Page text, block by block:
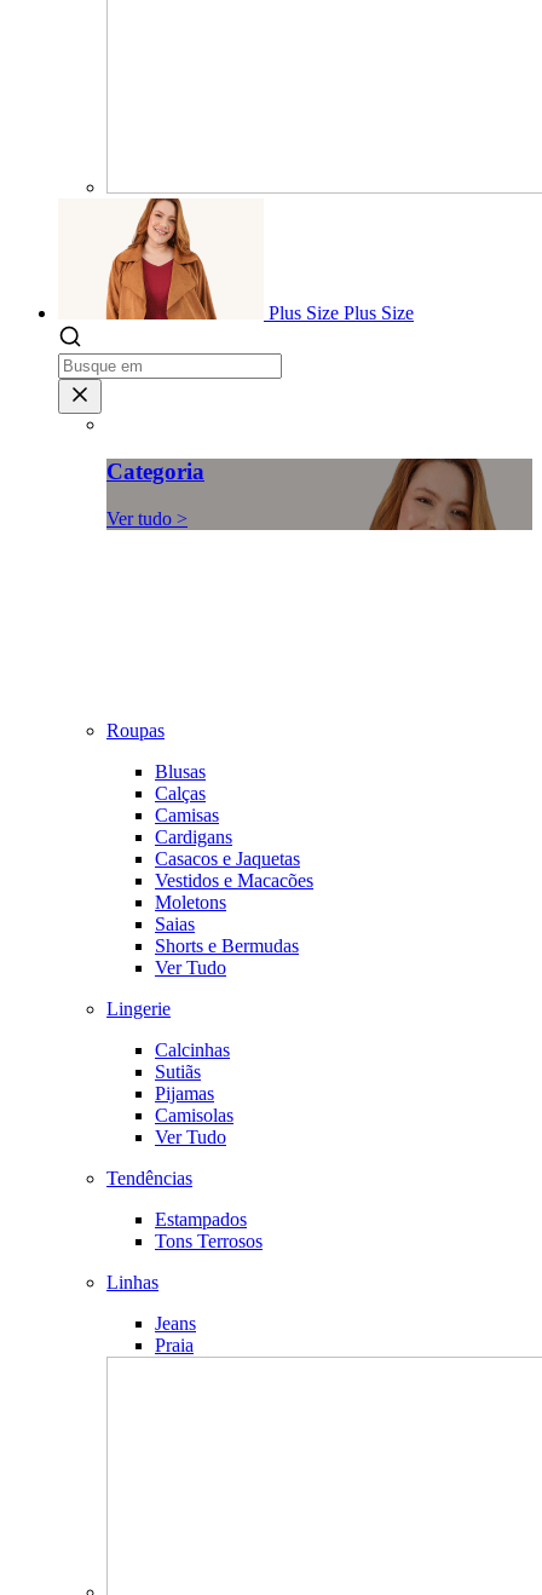
Plus Size Plus Size
Categoria
Ver tudo >
Roupas
Blusas
Calças
Camisas
Cardigans
Casacos e Jaquetas
Vestidos e Macacões
Moletons
Saias
Shorts e Bermudas
Ver Tudo
Lingerie
Calcinhas
Sutiãs
Pijamas
Camisolas
Ver Tudo
Tendências
Estampados
Tons Terrosos
Linhas
Jeans
Praia